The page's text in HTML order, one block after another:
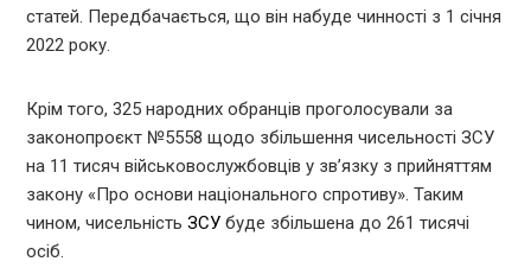
статей. Передбачається, що він набуде чинності з 1 січня
2022 року.
Крім того, 325 народних обранців проголосували за
законопроєкт №5558 щодо збільшення чисельності ЗСУ
на 11 тисяч військовослужбовців у зв’язку з прийняттям
закону «Про основи національного спротиву». Таким
чином, чисельністьЗСУ буде збільшена до 261 тисячі
осіб.